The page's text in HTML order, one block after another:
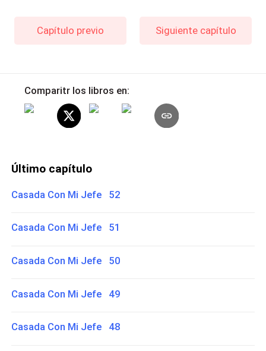
Capítulo previo Siguiente capítulo
Comparitr los libros en:
Último capítulo
Casada Con Mi Jefe 52
Casada Con Mi Jefe 51
Casada Con Mi Jefe 50
Casada Con Mi Jefe 49
Casada Con Mi Jefe 48